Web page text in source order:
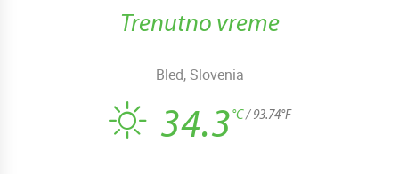
Trenutno vreme
Bled, Slovenia
34.3 °C/ 93.74°F